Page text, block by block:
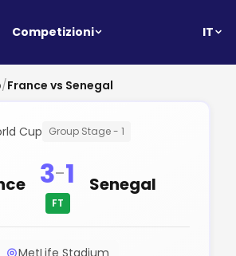
Competizioni IT
/France vs Senegal
Cup Group Stage - 1
3-1
FT
Senegal
MetLife Stadium